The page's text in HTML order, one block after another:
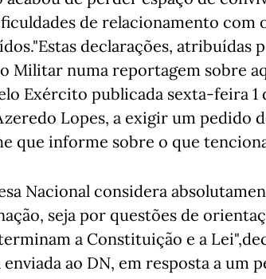
de relacionamento com
declarações, atribuídas
Militar numa reportagem sobre
Exército publicada sexta-feira 1
Lopes, a exigir um pedido
que informe sobre o que
Nacional considera
seja por questões de
a Constituição e a
ao DN, em resposta a um